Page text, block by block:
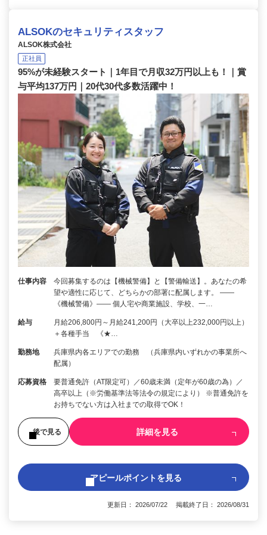
ALSOKのセキュリティスタッフ
ALSOK株式会社
正社員
95%が未経験スタート｜1年目で月収32万円以上も！｜賞
与平均137万円｜20代30代多数活躍中！
仕事内容
今回募集するのは【機械警備】と【警備輸送】。あなたの希
望や適性に応じて、どちらかの部署に配属します。 ――
《機械警備》―― 個人宅や商業施設、学校、一…
給与
月給206,800円～月給241,200円（大卒以上232,000円以上）
＋各種手当 《★…
勤務地
兵庫県内各エリアでの勤務 （兵庫県内いずれかの事業所へ
配属）
応募資格
要普通免許（AT限定可）／60歳未満（定年が60歳の為）／
高卒以上（※労働基準法等法令の規定により） ※普通免許を
お持ちでない方は入社までの取得でOK！
後で見る 詳細を見る
アピールポイントを見る
更新日： 2026/07/22 掲載終了日： 2026/08/31